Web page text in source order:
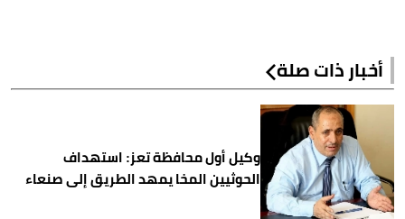
أخبار ذات صلة
وكيل أول محافظة تعز: استهداف
الحوثيين المخا يمهد الطريق إلى صنعاء